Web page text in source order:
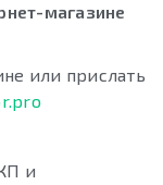
магазине
или прислать
и